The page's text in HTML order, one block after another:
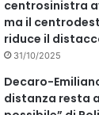
centrosinistra
ma il
riduce il
31/10/2025
Decaro-
distanza resta